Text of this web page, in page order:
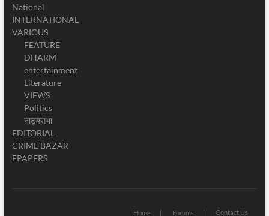
National
INTERNATIONAL
VARIOUS
FEATURE
DHARM
entertainment
Literature
VIEWS
Politics
नाट्यसभा
EDITORIAL
CRIME BAZAR
EPAPERS
Home Forums Contact Us